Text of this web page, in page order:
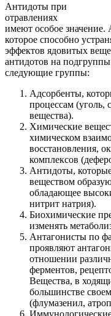
Антидоты при
отравлениях
имеют особое значение.
которое способно
эффектов ядовитых
антидотов на
следующие группы:
Адсорбенты,
процессам (уголь,
вещества).
Химические
химическом
восстановления,
комплексов
Антидоты,
веществом
обладающее
нитрит натрия).
Биохимические
изменять
Антагонисты по
проявляют
отношении
ферментов,
Вещества, в
большинстве
(флумазенил,